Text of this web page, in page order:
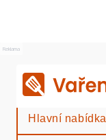
Reklama
Hlavní nabídka